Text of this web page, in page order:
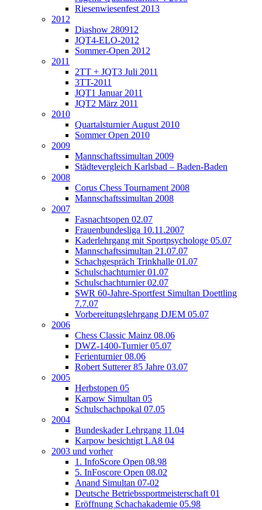
Riesenwiesenfest 2013
2012
Diashow 280912
JQT4-ELO-2012
Sommer-Open 2012
2011
2TT + JQT3 Juli 2011
3TT-2011
JQT1 Januar 2011
JQT2 März 2011
2010
Quartalsturnier August 2010
Sommer Open 2010
2009
Mannschaftssimultan 2009
Städtevergleich Karlsbad – Baden-Baden
2008
Corus Chess Tournament 2008
Mannschaftssimultan 2008
2007
Fasnachtsopen 02.07
Frauenbundesliga 10.11.2007
Kaderlehrgang mit Sportpsychologe 05.07
Mannschaftssimultan 21.07.07
Schachgespräch Trinkhalle 01.07
Schulschachturnier 01.07
Schulschachturnier 02.07
SWR 60-Jahre-Sportfest Simultan Doettling
7.7.07
Vorbereitungslehrgang DJEM 05.07
2006
Chess Classic Mainz 08.06
DWZ-1400-Turnier 05.07
Ferienturnier 08.06
Robert Sutterer 85 Jahre 03.07
2005
Herbstopen 05
Karpow Simultan 05
Schulschachpokal 07.05
2004
Bundeskader Lehrgang 11.04
Karpow besichtigt LA8 04
2003 und vorher
1. InfoScore Open 08.98
5. InFoscore Open 08.02
Anand Simultan 07-02
Deutsche Betriebssportmeisterschaft 01
Eröffnung Schachakademie 05.98